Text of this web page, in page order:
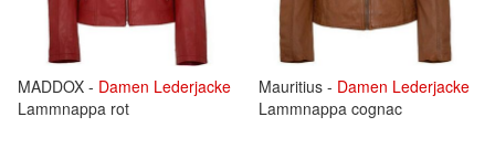
MADDOX - Damen Lederjacke
Lammnappa rot
Mauritius - Damen Lederjacke
Lammnappa cognac